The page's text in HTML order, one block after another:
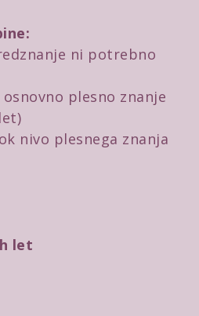
ni potrebno
osnovno plesno znanje
nivo plesnega znanja
let